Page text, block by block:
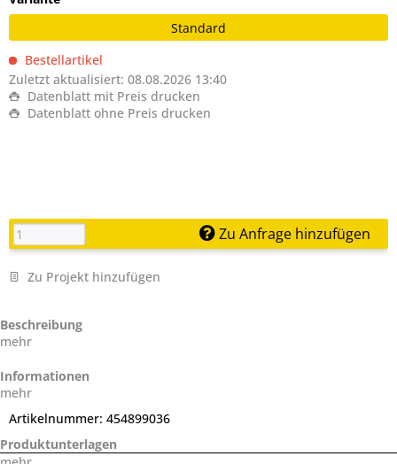
Standard
Bestellartikel
Zuletzt aktualisiert: 08.08.2026 13:40
Datenblatt mit Preis drucken
Datenblatt ohne Preis drucken
Zu Anfrage hinzufügen
Zu Projekt hinzufügen
Beschreibung
mehr
Informationen
mehr
Artikelnummer: 454899036
Produktunterlagen